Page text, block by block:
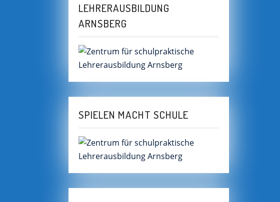
LEHRERAUSBILDUNG
ARNSBERG
SPIELEN MACHT SCHULE